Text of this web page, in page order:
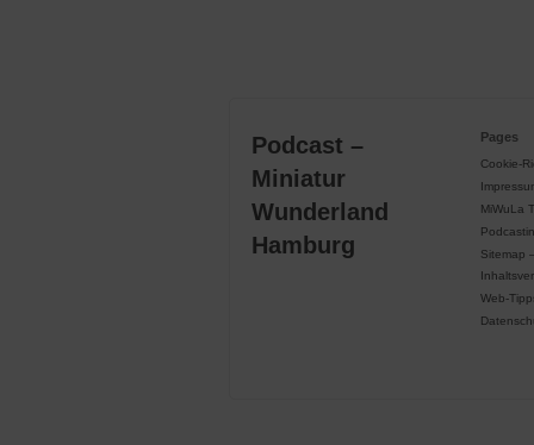
Podcast –
Miniatur
Wunderland
Hamburg
Pages
Cookie-
MiWuLa
Sitemap –
Web-